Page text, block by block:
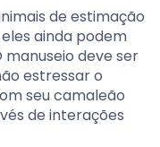
de estimação
ainda podem
manuseio deve ser
estressar o
seu camaleão
de interações